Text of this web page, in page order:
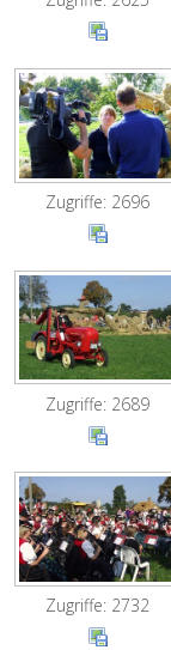
Zugriffe: 2696
Zugriffe: 2689
Zugriffe: 2732